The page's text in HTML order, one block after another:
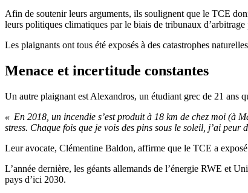
Afin de soutenir leurs arguments, ils soulignent que le TCE
leurs politiques climatiques par le biais de tribunaux
Les plaignants ont tous été exposés à des catastrophes
Menace et incertitude constantes
Un autre plaignant est Alexandros, un étudiant grec de 21 ans
« En 2018, un incendie s’est produit à 18 km de chez moi (à
stress. Chaque fois que je vois des pins sous le soleil, j’ai peur
Leur avocate, Clémentine Baldon, affirme que le TCE a
L’année dernière, les géants allemands de l’énergie RWE et
pays d’ici 2030.